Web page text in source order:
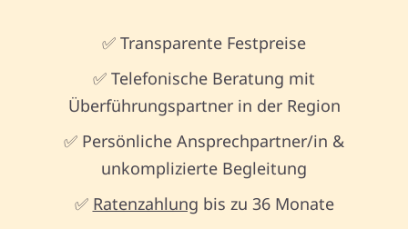
✅ Transparente Festpreise
✅ Telefonische Beratung mit
Überführungspartner in der Region
✅ Persönliche Ansprechpartner/in &
unkomplizierte Begleitung
✅ Ratenzahlung bis zu 36 Monate